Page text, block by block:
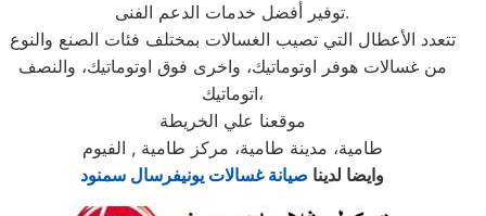
توفير أفضل خدمات الدعم الفنى.
تتعدد الأعطال التي تصيب الغسالات بمختلف فئات الصنع والنوع
من غسالات هوفر اوتوماتيك، واخرى فوق اوتوماتيك، والنصف
اتوماتيك،
موقعنا علي الخريطة
طامية، مدينة طامية، مركز طامية , الفيوم
وايضا لدينا صيانة غسالات يونيفرسال سمنود